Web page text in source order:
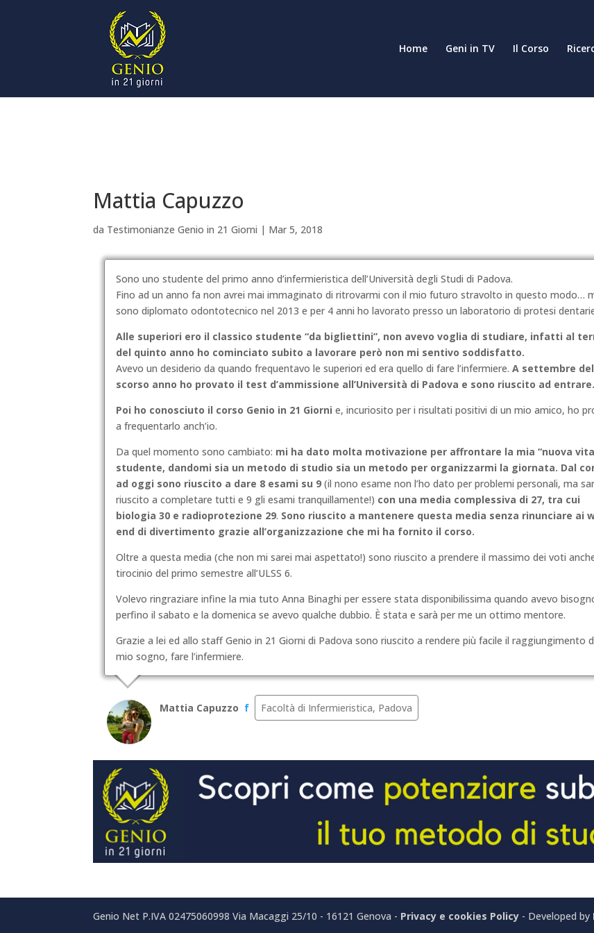
Home Geni in TV Il Corso
Mattia Capuzzo
da Testimonianze Genio in 21 Giorni | Mar 5, 2018
Sono uno studente del primo anno d’infermieristica dell’Università degli Studi di Padova.
Fino ad un anno fa non avrei mai immaginato di ritrovarmi con il mio futuro stravolto in questo modo…
sono diplomato odontotecnico nel 2013 e per 4 anni ho lavorato presso un laboratorio di protesi
Alle superiori ero il classico studente “da bigliettini”, non avevo voglia di studiare, infatti al
del quinto anno ho cominciato subito a lavorare però non mi sentivo soddisfatto.
Avevo un desiderio da quando frequentavo le superiori ed era quello di fare l’infermiere.A settembre
scorso anno ho provato il test d’ammissione all’Università di Padova e sono riuscito ad entrare.
Poi ho conosciuto il corso Genio in 21 Giorni e, incuriosito per i risultati positivi di un mio amico, ho
a frequentarlo anch’io.
Da quel momento sono cambiato: mi ha dato molta motivazione per affrontare la mia “nuova
studente, dandomi sia un metodo di studio sia un metodo per organizzarmi la giornata. Dal
ad oggi sono riuscito a dare 8 esami su 9 (il nono esame non l’ho dato per problemi personali, ma
riuscito a completare tutti e 9 gli esami tranquillamente!) con una media complessiva di 27, tra cui
biologia 30 e radioprotezione 29. Sono riuscito a mantenere questa media senza rinunciare ai
end di divertimento grazie all’organizzazione che mi ha fornito il corso.
Oltre a questa media (che non mi sarei mai aspettato!) sono riuscito a prendere il massimo dei voti
tirocinio del primo semestre all’ULSS 6.
Volevo ringraziare infine la mia tuto Anna Binaghi per essere stata disponibilissima quando avevo
perfino il sabato e la domenica se avevo qualche dubbio. È stata e sarà per me un ottimo mentore.
Grazie a lei ed allo staff Genio in 21 Giorni di Padova sono riuscito a rendere più facile il raggiungimento
mio sogno, fare l’infermiere.
Mattia Capuzzo f Facoltà di Infermieristica, Padova
Genio Net P.IVA 02475060998 Via Macaggi 25/10 - 16121 Genova - Privacy e cookies Policy - Developed by